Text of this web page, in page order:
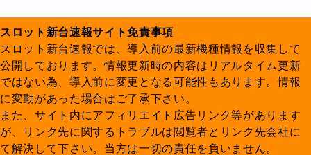
スロット新台速報サイト免責事項
スロット新台速報では、導入前の最新機種情報を収集して
公開しております。情報更新時の内容はリアルタイム更新
ではない為、導入前に変更となる可能性もあります。情報
に変動があった場合はご了承下さい。
また、サイト内にアフィリエイト広告リンク等があります
が、リンク先に関するトラブルは閲覧者とリンク先会社に
て解決して下さい。当方は一切の責任を負いません。